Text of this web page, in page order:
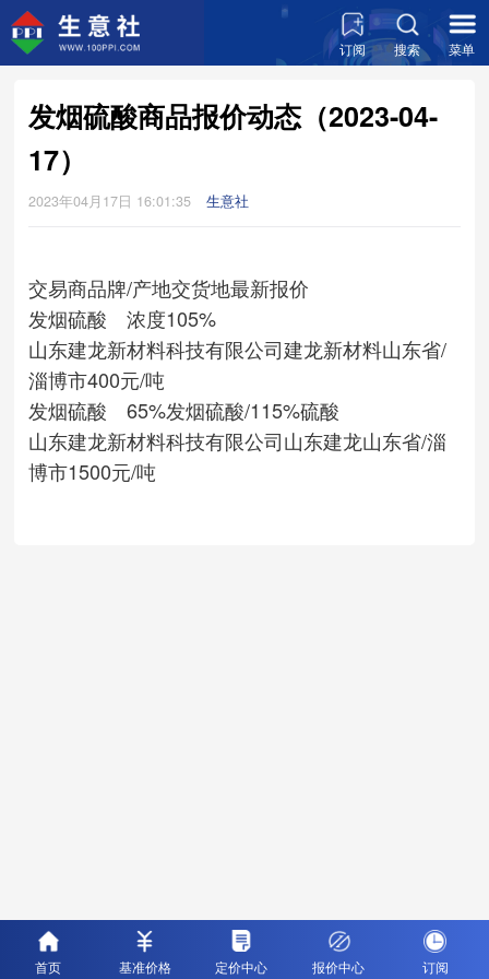
订阅 搜索 菜单
发烟硫酸商品报价动态（2023-04-
17）
2023年04月17日 16:01:35 生意社
交易商品牌/产地交货地最新报价
发烟硫酸 浓度105%
山东建龙新材料科技有限公司建龙新材料山东省/
淄博市400元/吨
发烟硫酸 65%发烟硫酸/115%硫酸
山东建龙新材料科技有限公司山东建龙山东省/淄
博市1500元/吨
首页 基准价格 定价中心 报价中心 订阅